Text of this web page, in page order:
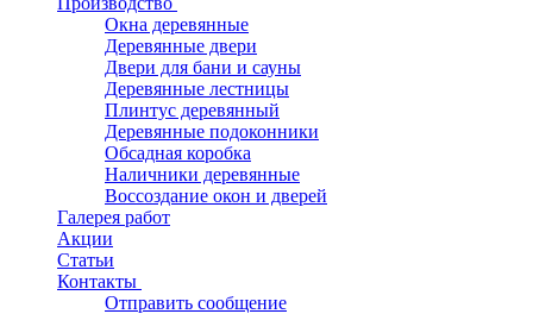
Окна деревянные
Деревянные двери
Двери для бани и сауны
Деревянные лестницы
Плинтус деревянный
Деревянные подоконники
Обсадная коробка
Наличники деревянные
Воссоздание окон и дверей
Галерея работ
Акции
Статьи
Контакты
Отправить сообщение